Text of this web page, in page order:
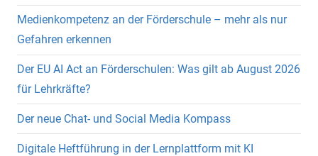
Medienkompetenz an der Förderschule – mehr als nur
Gefahren erkennen
Der EU AI Act an Förderschulen: Was gilt ab August 2026
für Lehrkräfte?
Der neue Chat- und Social Media Kompass
Digitale Heftführung in der Lernplattform mit KI